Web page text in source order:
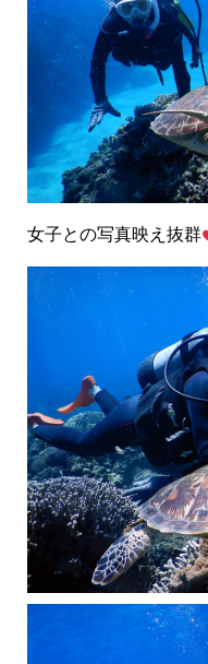
女子との写真映え抜群